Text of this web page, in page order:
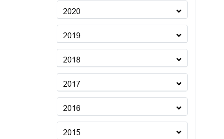
2020
2019
2018
2017
2016
2015